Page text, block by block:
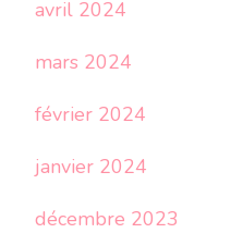
avril 2024
mars 2024
février 2024
janvier 2024
décembre 2023